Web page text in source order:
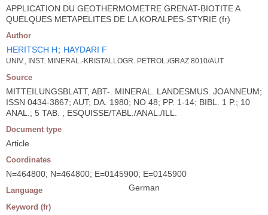
APPLICATION DU GEOTHERMOMETRE GRENAT-BIOTITE A
QUELQUES METAPELITES DE LA KORALPES-STYRIE (fr)
Author
HERITSCH H; HAYDARI F
UNIV., INST. MINERAL.-KRISTALLOGR. PETROL./GRAZ 8010/AUT
Source
MITTEILUNGSBLATT, ABT-. MINERAL. LANDESMUS. JOANNEUM;
ISSN 0434-3867; AUT; DA. 1980; NO 48; PP. 1-14; BIBL. 1 P.; 10
ANAL.; 5 TAB. ; ESQUISSE/TABL./ANAL./ILL.
Document type
Article
Coordinates
N=464800; N=464800; E=0145900; E=0145900
Language German
Keyword (fr)